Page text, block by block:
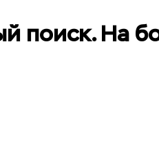
поиск. На